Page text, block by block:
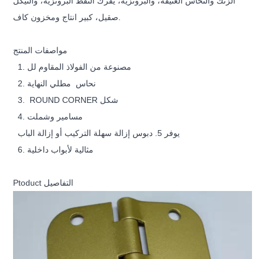
مواصفات المنتج
1. مصنوعة من الفولاذ المقاوم لل
2.
نحاس مطلي النهاية
3.
ROUND CORNER شكل
4. مسامير وشملت
يوفر 5. دبوس إزالة سهلة التركيب أو إزالة الباب
6. مثالية لأبواب داخلية
Ptoduct التفاصيل